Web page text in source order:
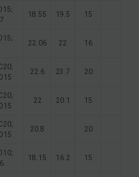
18.55 19.5 15
22.06 22 16
22.6 23.7 20
22 20.1 15
20.8 20
18.15 16.2 15